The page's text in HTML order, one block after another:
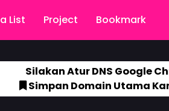
List Project Bookmark
Silakan Atur DNS Google
Simpan Domain Utama